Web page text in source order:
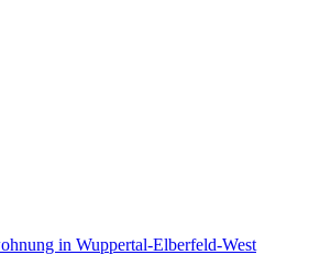
in Wuppertal-Elberfeld-West